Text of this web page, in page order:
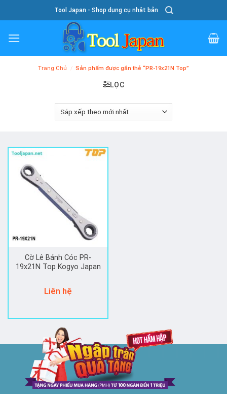
To
Content
Tool Japan - Shop dụng cụ nhật bản
Trang Chủ / Sản phẩm được gắn thẻ “PR-19x21N Top”
LỌC
Cờ Lê Bánh Cóc PR-
19x21N Top Kogyo Japan
Liên hệ